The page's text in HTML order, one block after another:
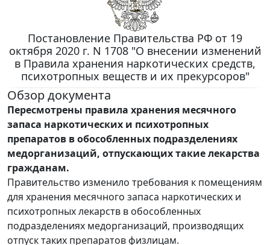
Постановление Правительства РФ от 19
октября 2020 г. N 1708 "О внесении изменений
в Правила хранения наркотических средств,
психотропных веществ и их прекурсоров"
Обзор документа
Пересмотрены правила хранения месячного
запаса наркотических и психотропных
препаратов в обособленных подразделениях
медорганизаций, отпускающих такие лекарства
гражданам.
Правительство изменило требования к помещениям
для хранения месячного запаса наркотических и
психотропных лекарств в обособленных
подразделениях медорганизаций, производящих
отпуск таких препаратов физлицам.